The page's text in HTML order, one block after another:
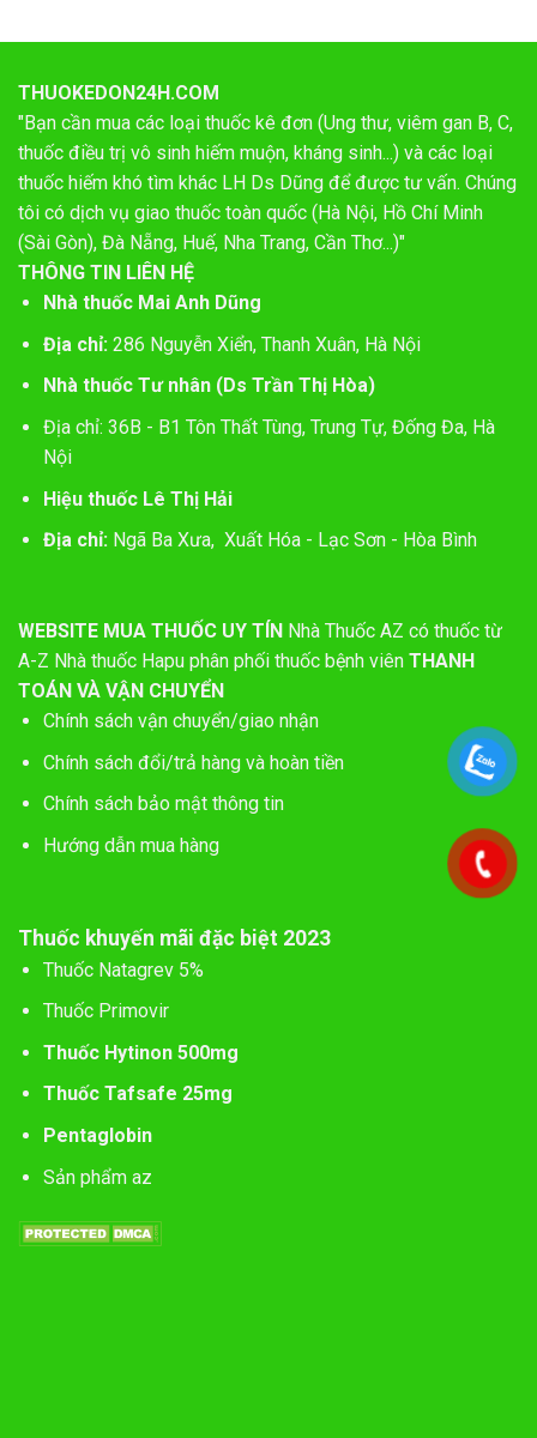
THUOKEDON24H.COM
"Bạn cần mua các loại thuốc kê đơn (Ung thư, viêm gan B, C,
thuốc điều trị vô sinh hiếm muộn, kháng sinh...) và các loại
thuốc hiếm khó tìm khác LH Ds Dũng để được tư vấn. Chúng
tôi có dịch vụ giao thuốc toàn quốc (Hà Nội, Hồ Chí Minh
(Sài Gòn), Đà Nẵng, Huế, Nha Trang, Cần Thơ...)"
THÔNG TIN LIÊN HỆ
Nhà thuốc Mai Anh Dũng
Địa chỉ:286 Nguyễn Xiển, Thanh Xuân, Hà Nội
Nhà thuốc Tư nhân (Ds Trần Thị Hòa)
Địa chỉ: 36B - B1 Tôn Thất Tùng, Trung Tự, Đống Đa, Hà
Nội
Hiệu thuốc Lê Thị Hải
Địa chỉ: Ngã Ba Xưa, Xuất Hóa - Lạc Sơn - Hòa Bình
WEBSITE MUA THUỐC UY TÍN Nhà Thuốc AZ có thuốc từ
A-Z Nhà thuốc Hapu phân phối thuốc bệnh viên THANH
TOÁN VÀ VẬN CHUYỂN
Chính sách vận chuyển/giao nhận
Chính sách đổi/trả hàng và hoàn tiền
Chính sách bảo mật thông tin
Hướng dẫn mua hàng
Thuốc khuyến mãi đặc biệt 2023
Thuốc Natagrev 5%
Thuốc Primovir
Thuốc Hytinon 500mg
Thuốc Tafsafe 25mg
Pentaglobin
Sản phẩm az